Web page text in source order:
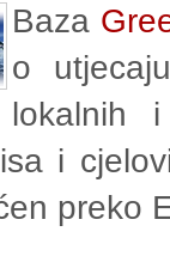
Baza
o
lokalnih
i
preko